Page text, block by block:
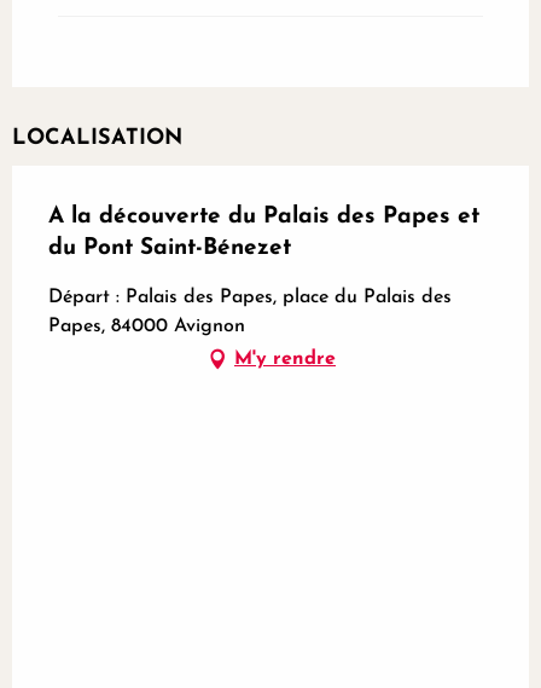
LOCALISATION
A la découverte du Palais des Papes et
du Pont Saint-Bénezet
Départ : Palais des Papes, place du Palais des
Papes, 84000 Avignon
M'y rendre